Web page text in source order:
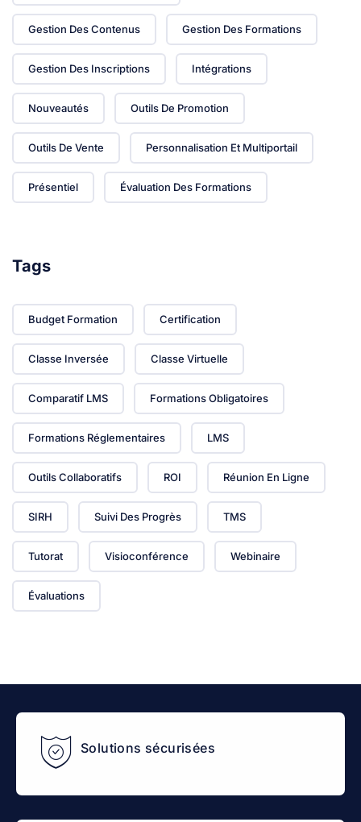
Gestion Des Contenus Gestion Des Formations
Gestion Des Inscriptions Intégrations
Nouveautés Outils De Promotion
Outils De Vente Personnalisation Et Multiportail
Présentiel Évaluation Des Formations
Tags
Budget Formation Certification
Classe Inversée Classe Virtuelle
Comparatif LMS Formations Obligatoires
Formations Réglementaires LMS
Outils Collaboratifs ROI Réunion En Ligne
SIRH Suivi Des Progrès TMS
Tutorat Visioconférence Webinaire
Évaluations
Solutions sécurisées